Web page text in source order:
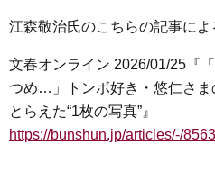
江森敬治氏のこちらの記事によ
文春オンライン 2026/01/25『
つめ…」トンボ好き・悠仁さま
とらえた“1枚の写真”』
https://bunshun.jp/articles/-/